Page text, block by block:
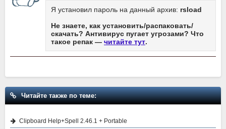
Я установил пароль на данный архив: rsload
Не знаете, как установить/распаковать/
скачать? Антивирус пугает угрозами? Что
такое репак — читайте тут.
Читайте также по теме:
Clipboard Help+Spell 2.46.1 + Portable